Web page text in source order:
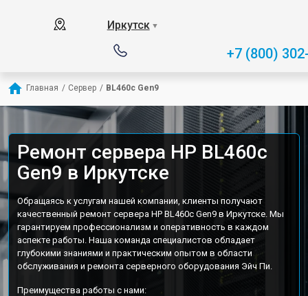
Иркутск ▼
+7 (800)
Главная / Сервер / BL460c Gen9
Ремонт сервера HP BL460c
Gen9 в Иркутске
Обращаясь к услугам нашей компании, клиенты получают
качественный ремонт сервера HP BL460c Gen9 в Иркутске. Мы
гарантируем профессионализм и оперативность в каждом
аспекте работы. Наша команда специалистов обладает
глубокими знаниями и практическим опытом в области
обслуживания и ремонта серверного оборудования Эйч Пи.
Преимущества работы с нами: